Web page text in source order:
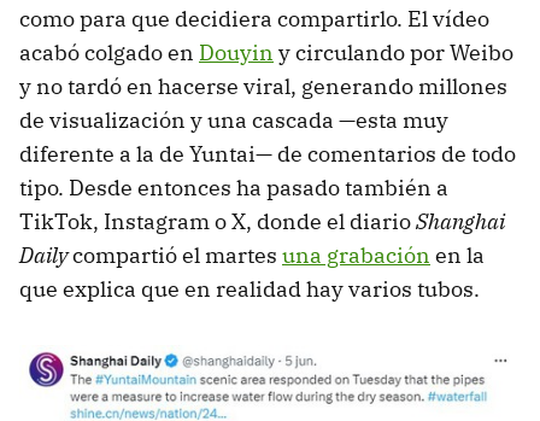
como para que decidiera compartirlo. El vídeo
acabó colgado en Douyin y circulando por Weibo
y no tardó en hacerse viral, generando millones
de visualización y una cascada —esta muy
diferente a la de Yuntai— de comentarios de todo
tipo. Desde entonces ha pasado también a
TikTok, Instagram o X, donde el diarioShanghai
Dailycompartió el martes una grabación en la
que explica que en realidad hay varios tubos.